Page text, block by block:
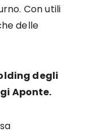
Con utili
delle
degli
Aponte.